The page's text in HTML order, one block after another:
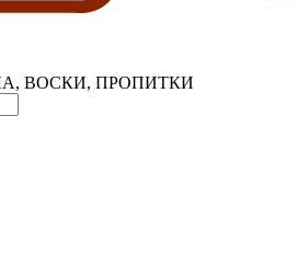
ВОСКИ, ПРОПИТКИ